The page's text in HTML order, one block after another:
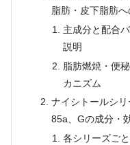
脂肪・皮下脂肪
主成分と配合
説明
脂肪燃焼・便
カニズム
ナイシトールシリ
85a、Gの成分・
各シリーズご